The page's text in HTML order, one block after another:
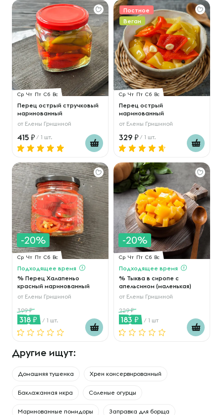
Ср Чт Пт Сб Вс
Перец острый стручковый
маринованный
от Елены Гришиной
415 / 1 шт.
Постное
Веган
Ср Чт Пт Сб Вс
Перец острый
маринованный
от Елены Гришиной
329 / 1 шт.
-20%
Ср Чт Пт Сб Вс
Подходящее время
% Перец Халапеньо
красный маринованный
от Елены Гришиной
399
318 / 1 шт.
-20%
Ср Чт Пт Сб Вс
Подходящее время
% Тыква в сиропе с
апельсином (маленькая)
от Елены Гришиной
229
183 / 1 шт
Другие ищут:
Домашняя тушенка Хрен консервированный
Баклажанная икра Соленые огурцы
Маринованные помидоры Заправка для борща